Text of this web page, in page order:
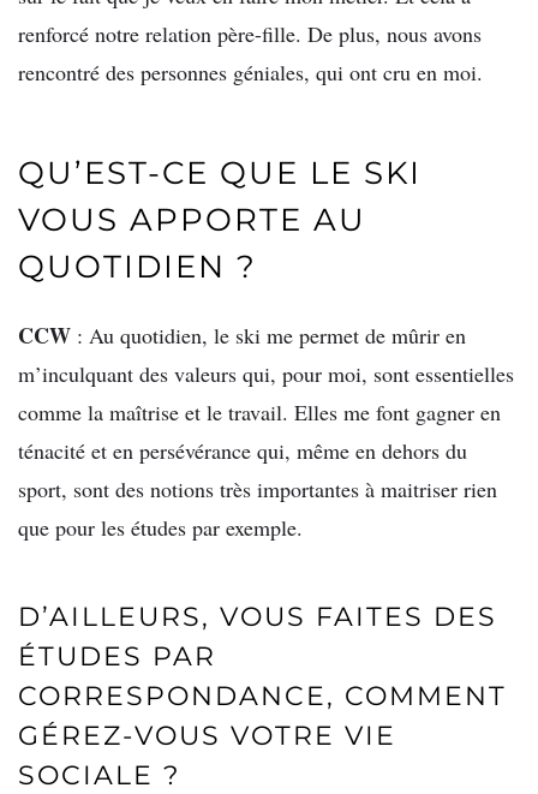
renforcé notre relation père-fille. De plus, nous avons
rencontré des personnes géniales, qui ont cru en moi.
QU’EST-CE QUE LE SKI
VOUS APPORTE AU
QUOTIDIEN ?
CCW : Au quotidien, le ski me permet de mûrir en
m’inculquant des valeurs qui, pour moi, sont essentielles
comme la maîtrise et le travail. Elles me font gagner en
ténacité et en persévérance qui, même en dehors du
sport, sont des notions très importantes à maitriser rien
que pour les études par exemple.
D’AILLEURS, VOUS FAITES DES
ÉTUDES PAR
CORRESPONDANCE, COMMENT
GÉREZ-VOUS VOTRE VIE
SOCIALE ?